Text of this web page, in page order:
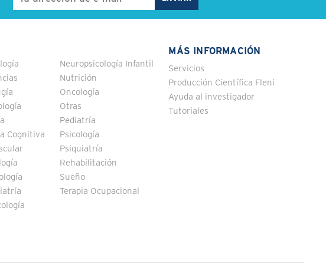
Cognitiva
Neuropsicología Infantil
Nutrición
Oncología
Otras
Pediatría
Psicología
Psiquiatría
Rehabilitación
Sueño
Terapia Ocupacional
MÁS INFORMACIÓN
Servicios
Producción Científica Fleni
Ayuda al investigador
Tutoriales